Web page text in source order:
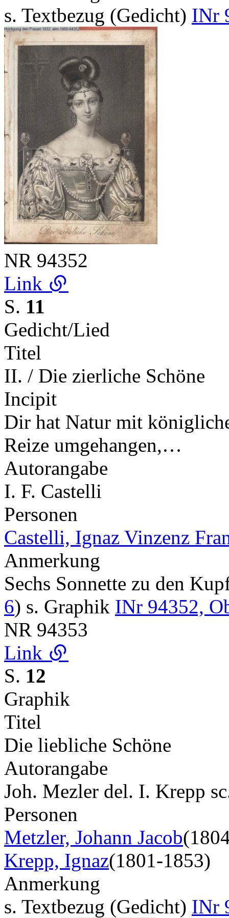
s. Textbezug (Gedicht) INr
NR 94352
Link
S. 11
Gedicht/Lied
Titel
II. / Die zierliche Schöne
Incipit
Dir hat Natur mit
Reize umgehangen,…
Autorangabe
I. F. Castelli
Personen
Castelli, Ignaz Vinzenz
Anmerkung
Sechs Sonnette zu den
6) s. Graphik INr 94352,
NR 94353
Link
S. 12
Graphik
Titel
Die liebliche Schöne
Autorangabe
Joh. Mezler del. I. Krepp
Personen
Metzler, Johann Jacob
Krepp, Ignaz(1801-1853)
Anmerkung
s. Textbezug (Gedicht) INr